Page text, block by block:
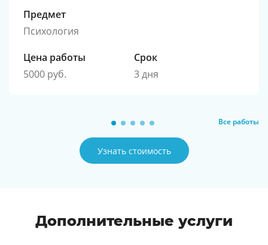
Предмет
Психология
Цена работы
5000 руб.
Срок
3 дня
Все работы
Узнать стоимость
Дополнительные услуги